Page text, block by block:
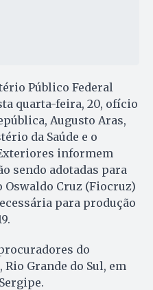
Público Federal
quarta-feira, 20, ofício
Augusto Aras,
da Saúde e o
informem
sendo adotadas para
Oswaldo Cruz (Fiocruz)
para produção
do
Rio Grande do Sul, em